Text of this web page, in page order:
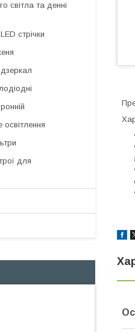
світла та денні
стрічки
дзеркал
для